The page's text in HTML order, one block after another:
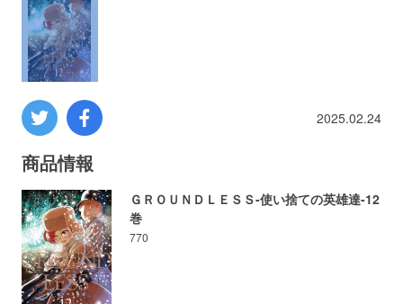
2025.02.24
商品情報
ＧＲＯＵＮＤＬＥＳＳ-使い捨ての英雄達-12
巻
770
コンピューター
ミリタリー
その他
イベント
フェア